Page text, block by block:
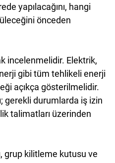
yapılacağını, hangi
önceden
incelenmelidir. Elektrik,
gibi tüm tehlikeli enerji
açıkça gösterilmelidir.
gerekli durumlarda iş izin
talimatları üzerinden
grup kilitleme kutusu ve